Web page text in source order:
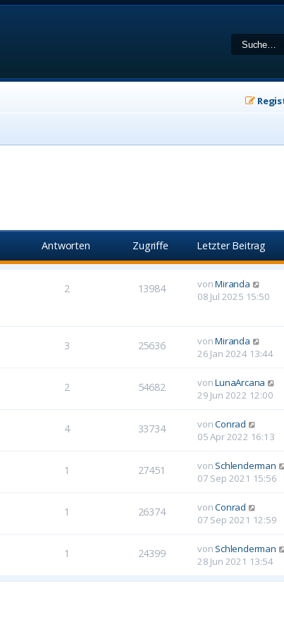
Antworten Zugriffe Letzter Beitrag
2 13984 vonMiranda
08 Jul 2025 15:50
3 25636 vonMiranda
26 Jan 2024 13:44
2 54682 vonLunaArcana
29 Jun 2022 12:00
4 33734 vonConrad
05 Apr 2022 16:13
1 27451 von Schlenderman
07 Sep 2021 15:56
1 26374 vonConrad
07 Sep 2021 12:59
1 24399 von Schlenderman
28 Jun 2021 13:54